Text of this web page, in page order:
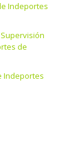
Indeportes
de
Indeportes